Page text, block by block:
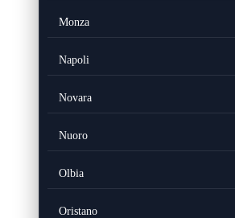
Monza
Napoli
Novara
Nuoro
Olbia
Oristano